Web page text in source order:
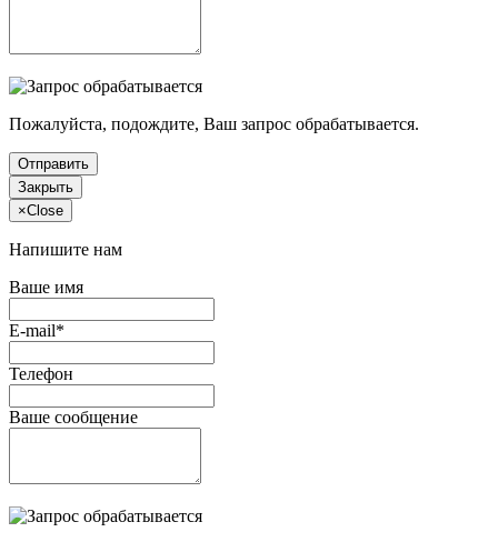
Пожалуйста, подождите, Ваш запрос обрабатывается.
Отправить
Закрыть
×Close
Напишите нам
Ваше имя
E-mail*
Телефон
Ваше сообщение